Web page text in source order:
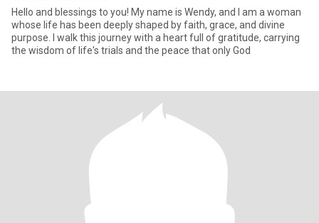
Hello and blessings to you! My name is Wendy, and I am a woman
whose life has been deeply shaped by faith, grace, and divine
purpose. I walk this journey with a heart full of gratitude, carrying
the wisdom of life's trials and the peace that only God